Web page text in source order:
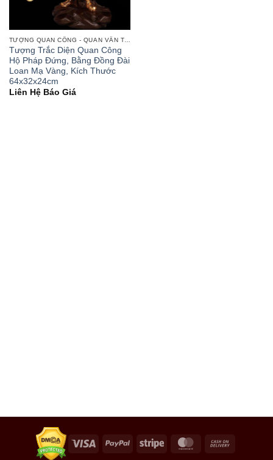
Tượng Trắc Diện Quan Công
Hộ Pháp Đứng, Bằng Đồng Đài
Loan Mạ Vàng, Kích Thước
64x32x24cm
Liên Hệ Báo Giá
Visa PayPal Stripe MasterCard